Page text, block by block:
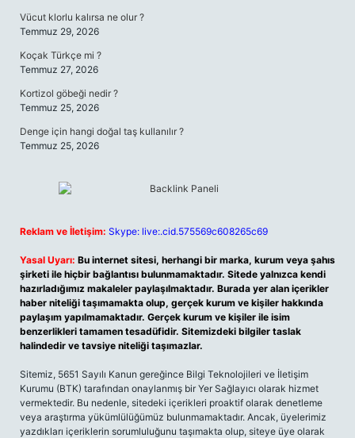
Vücut klorlu kalırsa ne olur ?
Temmuz 29, 2026
Koçak Türkçe mi ?
Temmuz 27, 2026
Kortizol göbeği nedir ?
Temmuz 25, 2026
Denge için hangi doğal taş kullanılır ?
Temmuz 25, 2026
Reklam ve İletişim: Skype: live:.cid.575569c608265c69
Yasal Uyarı: Bu internet sitesi, herhangi bir marka, kurum veya şahıs
şirketi ile hiçbir bağlantısı bulunmamaktadır. Sitede yalnızca kendi
hazırladığımız makaleler paylaşılmaktadır. Burada yer alan içerikler
haber niteliği taşımamakta olup, gerçek kurum ve kişiler hakkında
paylaşım yapılmamaktadır. Gerçek kurum ve kişiler ile isim
benzerlikleri tamamen tesadüfidir. Sitemizdeki bilgiler taslak
halindedir ve tavsiye niteliği taşımazlar.
Sitemiz, 5651 Sayılı Kanun gereğince Bilgi Teknolojileri ve İletişim
Kurumu (BTK) tarafından onaylanmış bir Yer Sağlayıcı olarak hizmet
vermektedir. Bu nedenle, sitedeki içerikleri proaktif olarak denetleme
veya araştırma yükümlülüğümüz bulunmamaktadır. Ancak, üyelerimiz
yazdıkları içeriklerin sorumluluğunu taşımakta olup, siteye üye olarak